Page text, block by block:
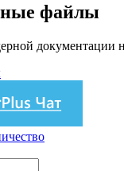
файлы
документации